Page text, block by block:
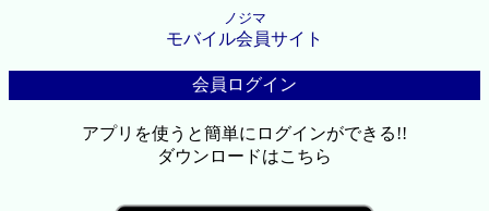
ノジマ
モバイル会員サイト
会員ログイン
アプリを使うと簡単にログインができる!!
ダウンロードはこちら